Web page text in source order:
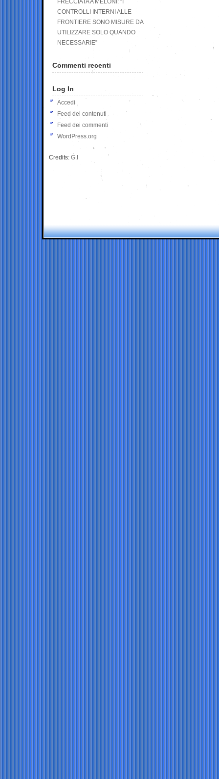
FRECCIATA A MELONI: “I
CONTROLLI INTERNI ALLE
FRONTIERE SONO MISURE DA
UTILIZZARE SOLO QUANDO
NECESSARIE”
Commenti recenti
Log In
Accedi
Feed dei contenuti
Feed dei commenti
WordPress.org
Credits: G.I